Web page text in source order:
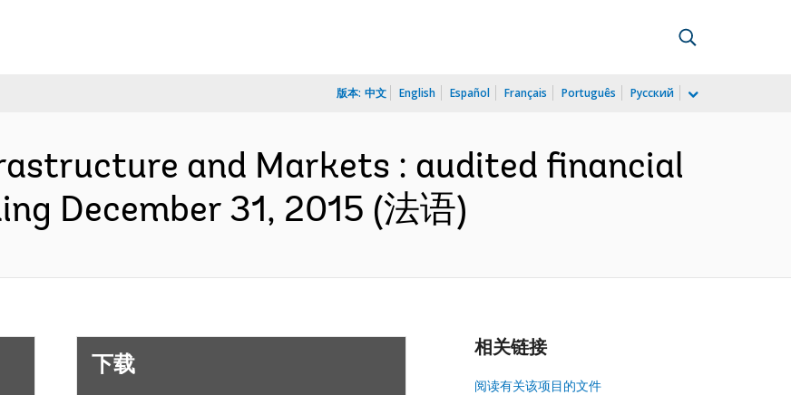
版本: 中文 English Español Français Português Русский
and Markets : audited financial
December 31, 2015 (法语)
下载
相关链接
阅读有关该项目的文件